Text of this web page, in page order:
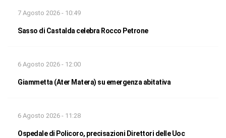
7 Agosto 2026 - 10:49
Sasso di Castalda celebra Rocco Petrone
6 Agosto 2026 - 12:00
Giammetta (Ater Matera) su emergenza abitativa
6 Agosto 2026 - 11:28
Ospedale di Policoro, precisazioni Direttori delle Uoc